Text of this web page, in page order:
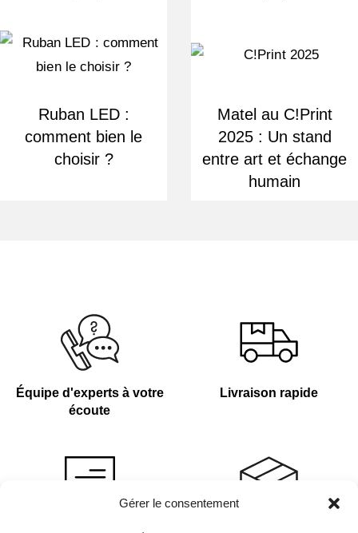
Gérer le consentement
Ruban LED :
comment bien le
choisir ?
Matel au C!Print
2025 : Un stand
entre art et échange
humain
Équipe d'experts à votre
écoute
Livraison rapide